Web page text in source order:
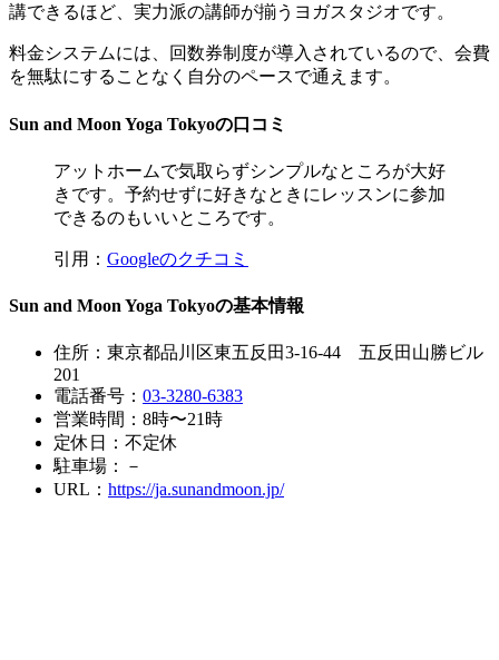
講できるほど、実力派の講師が揃うヨガスタジオです。
料金システムには、回数券制度が導入されているので、会費
を無駄にすることなく自分のペースで通えます。
Sun and Moon Yoga Tokyoの口コミ
アットホームで気取らずシンプルなところが大好
きです。予約せずに好きなときにレッスンに参加
できるのもいいところです。
引用： Googleのクチコミ
Sun and Moon Yoga Tokyoの基本情報
住所：東京都品川区東五反田3-16-44 五反田山勝ビル
201
電話番号： 03-3280-6383
営業時間：8時〜21時
定休日：不定休
駐車場：－
URL： https://ja.sunandmoon.jp/